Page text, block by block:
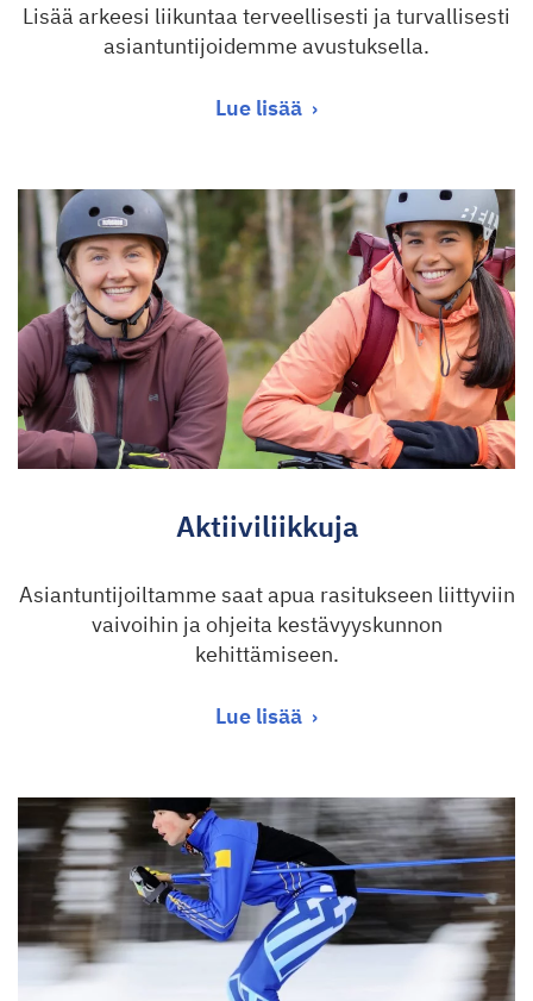
Lisää arkeesi liikuntaa terveellisesti ja turvallisesti
asiantuntijoidemme avustuksella.
Lue lisää
Aktiiviliikkuja
Asiantuntijoiltamme saat apua rasitukseen liittyviin
vaivoihin ja ohjeita kestävyyskunnon
kehittämiseen.
Lue lisää